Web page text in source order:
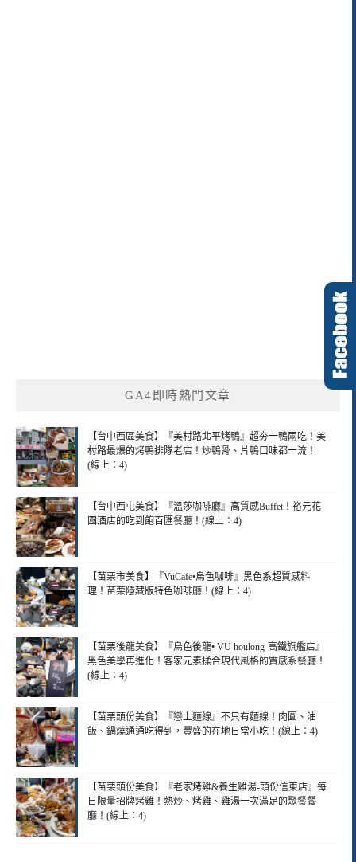
GA4即時熱門文章
【台中西區美食】『美村路北平烤鴨』超夯一鴨兩吃！美
村路最爆的烤鴨排隊老店！炒鴨骨、片鴨口味都一流！
(線上：4)
【台中西屯美食】『溫莎咖啡廳』高質感Buffet！裕元花
園酒店的吃到飽百匯餐廳！(線上：4)
【苗栗市美食】『VuCafe•烏色咖啡』黑色系超質感料
理！苗栗隱藏版特色咖啡廳！(線上：4)
【苗栗後龍美食】『烏色後龍• VU houlong-高鐵旗艦店』
黑色美學再進化！客家元素揉合現代風格的質感系餐廳！
(線上：4)
【苗栗頭份美食】『戀上麵線』不只有麵線！肉圓、油
飯、鍋燒通通吃得到，豐盛的在地日常小吃！(線上：4)
【苗栗頭份美食】『老家烤雞&養生雞湯-頭份信東店』每
日限量招牌烤雞！熱炒、烤雞、雞湯一次滿足的聚餐餐
廳！(線上：4)